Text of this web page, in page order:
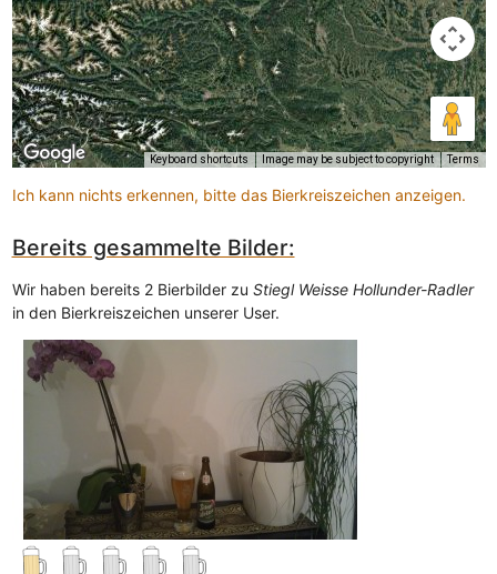
Keyboard shortcuts Image may be subject to copyright Terms
Ich kann nichts erkennen, bitte das Bierkreiszeichen anzeigen.
Bereits gesammelte Bilder:
Wir haben bereits 2 Bierbilder zu Stiegl Weisse Hollunder-Radler
in den Bierkreiszeichen unserer User.